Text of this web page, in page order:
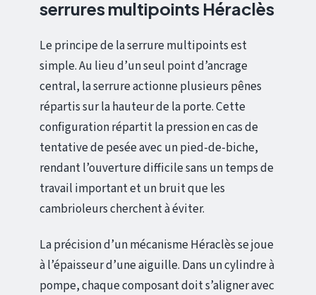
serrures multipoints Héraclès
Le principe de la serrure multipoints est
simple. Au lieu d’un seul point d’ancrage
central, la serrure actionne plusieurs pênes
répartis sur la hauteur de la porte. Cette
configuration répartit la pression en cas de
tentative de pesée avec un pied-de-biche,
rendant l’ouverture difficile sans un temps de
travail important et un bruit que les
cambrioleurs cherchent à éviter.
La précision d’un mécanisme Héraclès se joue
à l’épaisseur d’une aiguille. Dans un cylindre à
pompe, chaque composant doit s’aligner avec